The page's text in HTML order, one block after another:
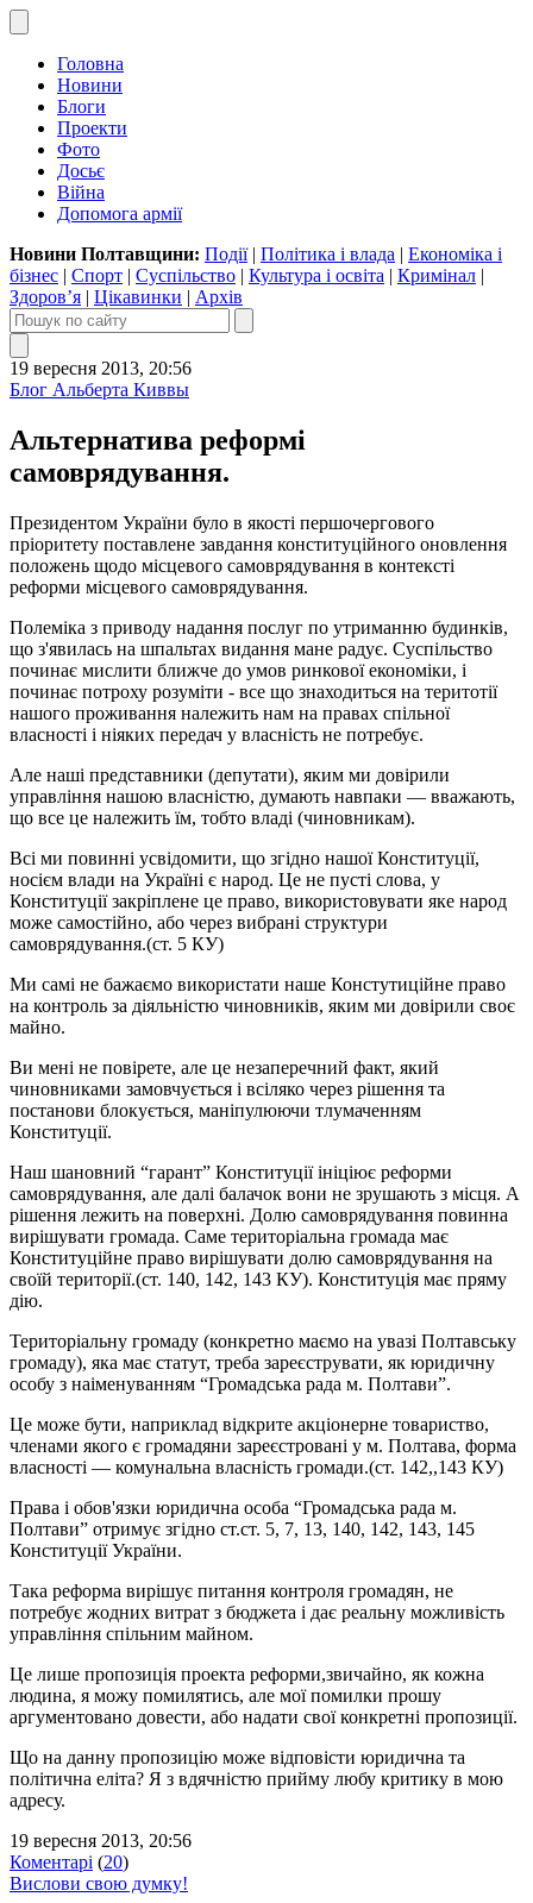
Головна
Новини
Блоги
Проекти
Фото
Досьє
Війна
Допомога армії
Новини Полтавщини: Події| Політика і влада | Економіка і
бізнес | Спорт | Суспільство | Культура і освіта | Кримінал |
Здоров’я | Цікавинки | Архів
19 вересня 2013, 20:56
Блог Альберта Киввы
Альтернатива реформі
самоврядування.
Президентом України було в якості першочергового
пріоритету поставлене завдання конституційного оновлення
положень щодо місцевого самоврядування в контексті
реформи місцевого самоврядування.
Полеміка з приводу надання послуг по утриманню будинків,
що з'явилась на шпальтах видання мане радує. Суспільство
починає мислити ближче до умов ринкової економіки, і
починає потроху розуміти - все що знаходиться на теритотії
нашого проживання належить нам на правах спільної
власності і ніяких передач у власність не потребує.
Але наші представники (депутати), яким ми довірили
управління нашою власністю, думають навпаки — вважають,
що все це належить їм, тобто владі (чиновникам).
Всі ми повинні усвідомити, що згідно нашої Конституції,
носієм влади на Україні є народ. Це не пусті слова, у
Конституції закріплене це право, використовувати яке народ
може самостійно, або через вибрані структури
самоврядування.(ст. 5 КУ)
Ми самі не бажаємо використати наше Констутиційне право
на контроль за діяльністю чиновників, яким ми довірили своє
майно.
Ви мені не повірете, але це незаперечний факт, який
чиновниками замовчується і всіляко через рішення та
постанови блокується, маніпулюючи тлумаченням
Конституції.
Наш шановний “гарант” Конституції ініціює реформи
самоврядування, але далі балачок вони не зрушають з місця. А
рішення лежить на поверхні. Долю самоврядування повинна
вирішувати громада. Саме територіальна громада має
Конституційне право вирішувати долю самоврядування на
своїй території.(ст. 140, 142, 143 КУ). Конституція має пряму
дію.
Територіальну громаду (конкретно маємо на увазі Полтавську
громаду), яка має статут, треба зареєструвати, як юридичну
особу з наіменуванням “Громадська рада м. Полтави”.
Це може бути, наприклад відкрите акціонерне товариство,
членами якого є громадяни зареєстровані у м. Полтава, форма
власності — комунальна власність громади.(ст. 142,,143 КУ)
Права і обов'язки юридична особа “Громадська рада м.
Полтави” отримує згідно ст.ст. 5, 7, 13, 140, 142, 143, 145
Конституції України.
Така реформа вирішує питання контроля громадян, не
потребує жодних витрат з бюджета і дає реальну можливість
управління спільним майном.
Це лише пропозиція проекта реформи,звичайно, як кожна
людина, я можу помилятись, але мої помилки прошу
аргументовано довести, або надати свої конкретні пропозиції.
Що на данну пропозицію може відповісти юридична та
політична еліта? Я з вдячністю прийму любу критику в мою
адресу.
19 вересня 2013, 20:56
Коментарі (20)
Вислови свою думку!